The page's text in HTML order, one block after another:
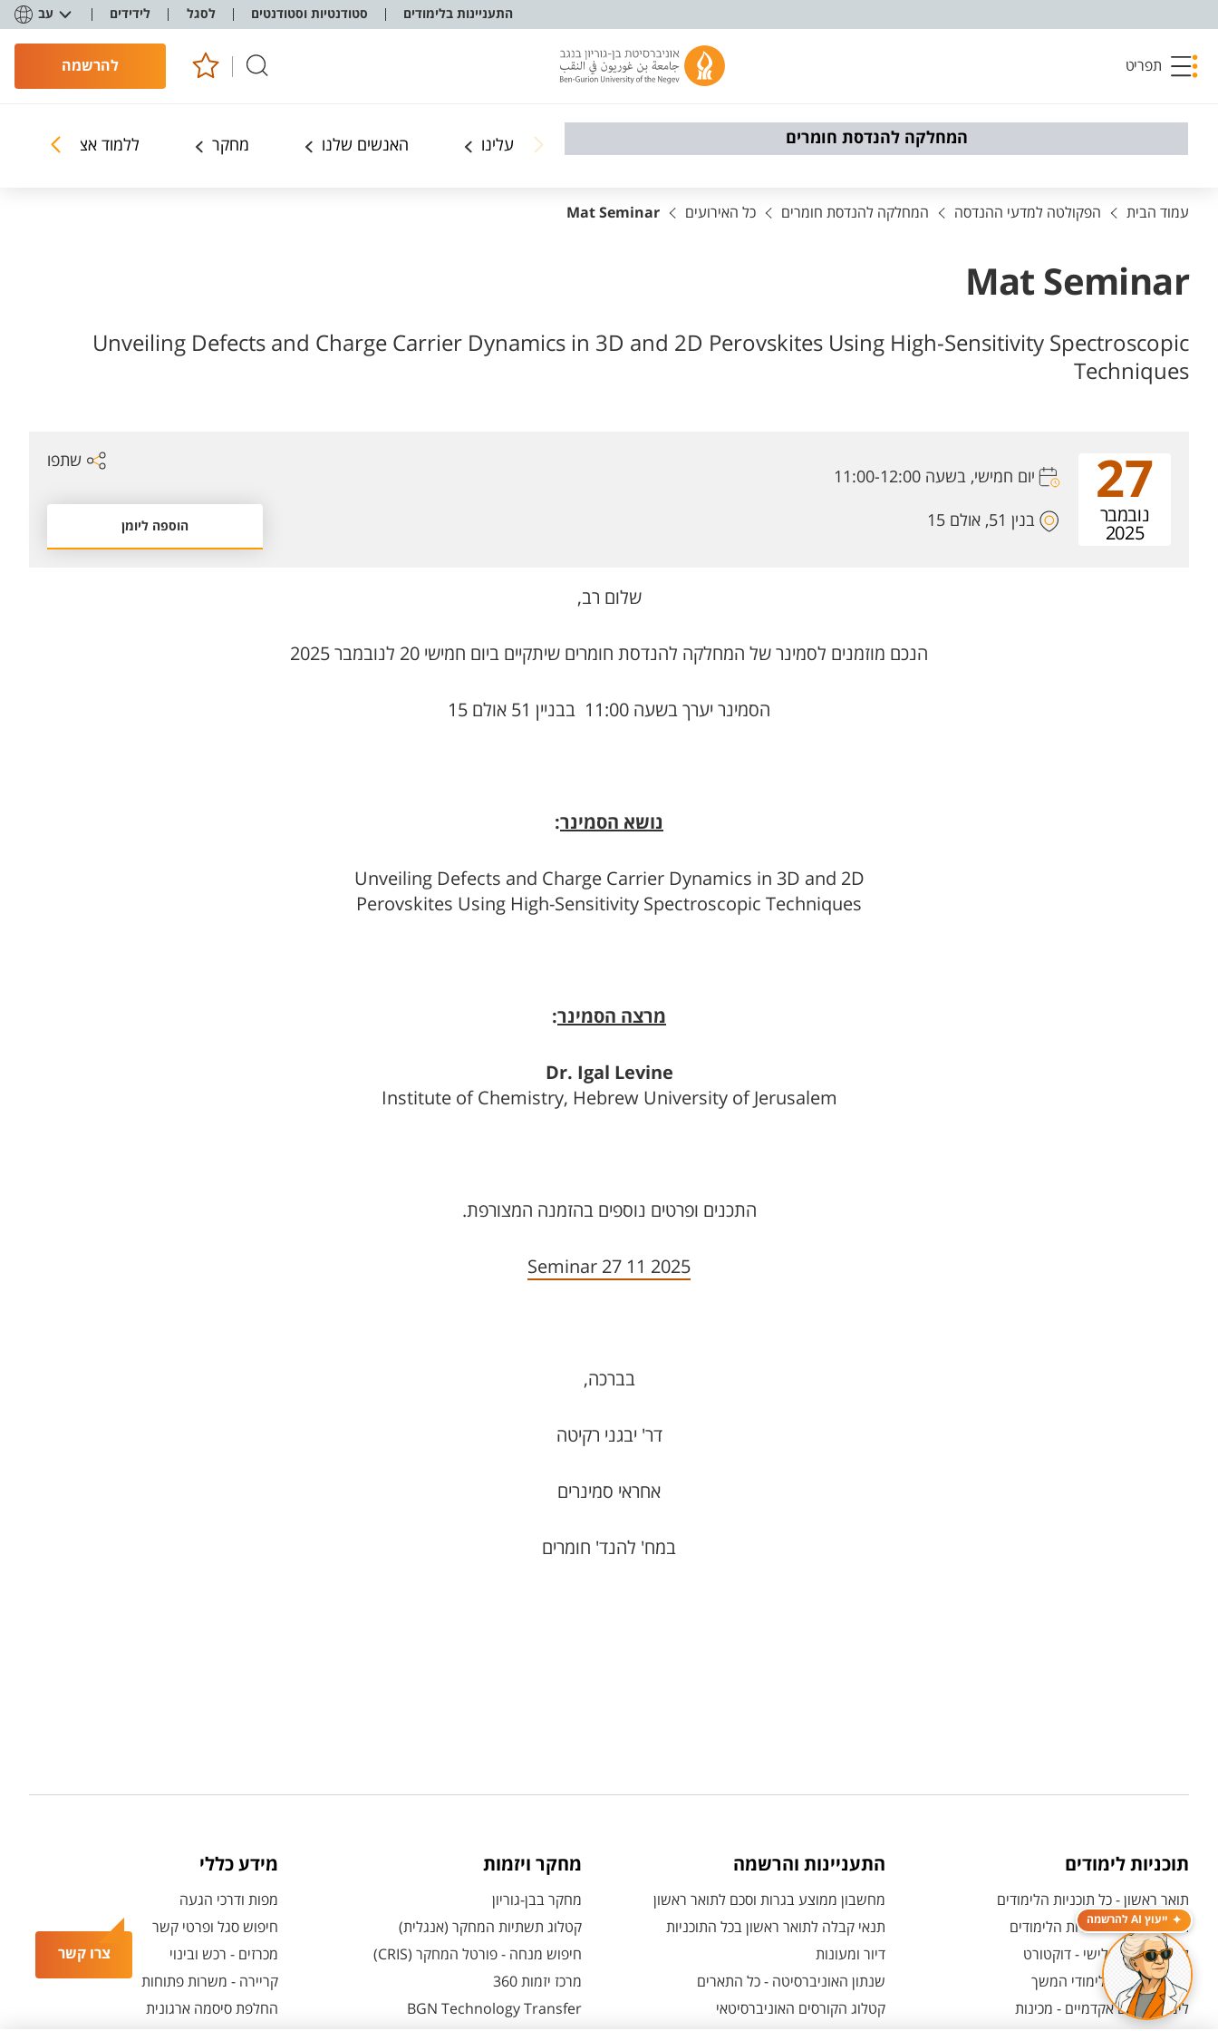
התעניינות בלימודים סטודנטיות וסטודנטים לסגל לידידים עב
תפריט להרשמה
המחלקה להנדסת חומרים עלינו האנשים שלנו מחקר ללמוד אצלנו
צרו קשר
ייעוץ AI להרשמה
עמוד הבית הפקולטה למדעי ההנדסה המחלקה להנדסת חומרים כל האירועים Mat Seminar
Mat Seminar
Unveiling Defects and Charge Carrier Dynamics in 3D and 2D Perovskites Using High-Sensitivity Spectroscopic
Techniques
27
נובמבר
2025
יום חמישי, בשעה 11:00-12:00
בנין 51, אולם 15
שתפו
הוספה ליומן
שלום רב,
הנכם מוזמנים לסמינר של המחלקה להנדסת חומרים שיתקיים ביום חמישי 20 לנובמבר 2025
הסמינר יערך בשעה 11:00 בבניין 51 אולם 15
נושא הסמינר:
Unveiling Defects and Charge Carrier Dynamics in 3D and 2D
Perovskites Using High-Sensitivity Spectroscopic Techniques
מרצה הסמינר:
Dr. Igal Levine
Institute of Chemistry, Hebrew University of Jerusalem
התכנים ופרטים נוספים בהזמנה המצורפת.
Seminar 27 11 2025
בברכה,
דר' יבגני רקיטה
אחראי סמינרים
במח' להנד' חומרים
תוכניות לימודים
תואר ראשון - כל תוכניות הלימודים
תואר שני - כל תוכניות הלימודים
לימודי תואר שלישי - דוקטורט
לימודי תעודה ולימודי המשך
לימודים קדם אקדמיים - מכינות
התעניינות והרשמה
מחשבון ממוצע בגרות וסכם לתואר ראשון
תנאי קבלה לתואר ראשון בכל התוכניות
דיור ומעונות
שנתון האוניברסיטה - כל התארים
קטלוג הקורסים האוניברסיטאי
מחקר ויזמות
מחקר בבן-גוריון
קטלוג תשתיות המחקר (אנגלית)
חיפוש מנחה - פורטל המחקר (CRIS)
מרכז יזמות 360
BGN Technology Transfer
מידע כללי
מפות ודרכי הגעה
חיפוש סגל ופרטי קשר
מכרזים - רכש ובינוי
קריירה - משרות פתוחות
החלפת סיסמה ארגונית